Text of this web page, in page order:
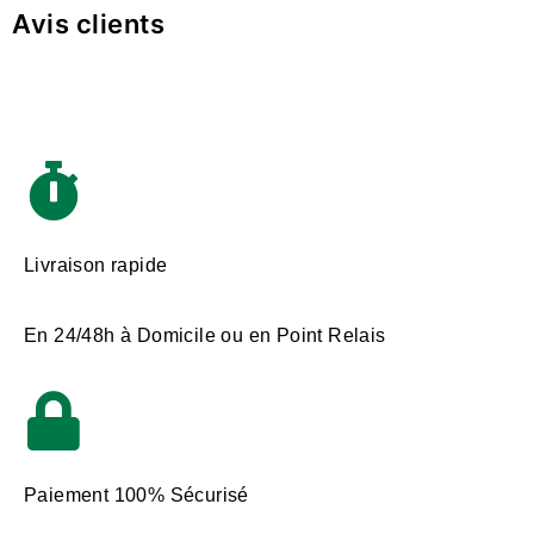
Avis clients
Livraison rapide
En 24/48h à Domicile ou en Point Relais
Paiement 100% Sécurisé